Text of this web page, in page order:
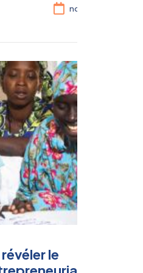
nov. 03, 2025
le